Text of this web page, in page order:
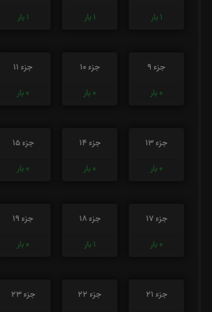
1 بار 1 بار 1 بار
جزء 9
0 بار
جزء 10
0 بار
جزء 11
0 بار
جزء 13
0 بار
جزء 14
0 بار
جزء 15
0 بار
جزء 17
0 بار
جزء 18
1 بار
جزء 19
0 بار
جزء 21
جزء 22
جزء 23